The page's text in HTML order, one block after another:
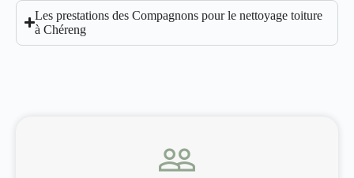
Les prestations des Compagnons pour le nettoyage toiture
à Chéreng